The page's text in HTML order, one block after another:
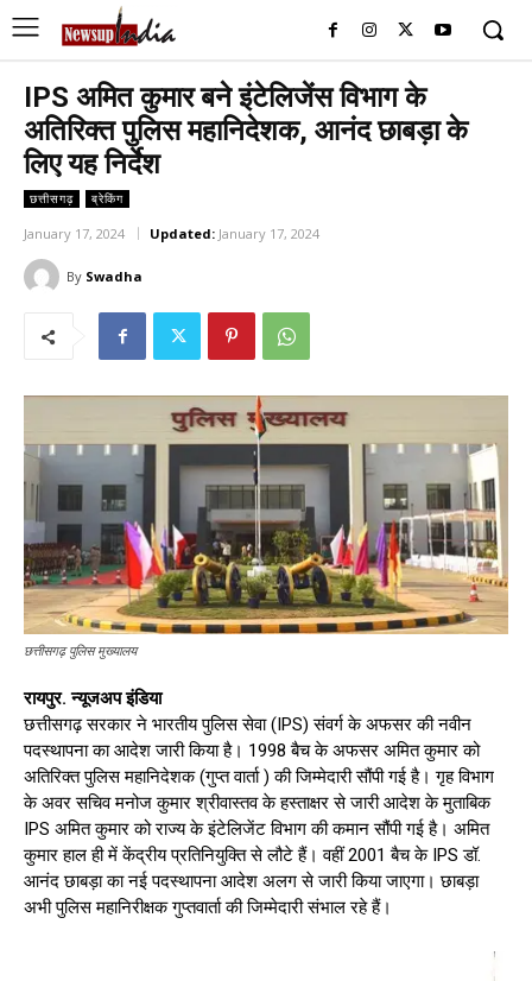
IPS अमित कुमार बने इंटेलिजेंस विभाग के
अतिरिक्त पुलिस महानिदेशक, आनंद छाबड़ा के
लिए यह निर्देश
छत्तीसगढ़ ब्रेकिंग
January 17, 2024 Updated: January 17, 2024
By Swadha
छत्तीसगढ़ पुलिस मुख्यालय
रायपुर. न्यूजअप इंडिया
छत्तीसगढ़ सरकार ने भारतीय पुलिस सेवा (IPS) संवर्ग के अफसर की नवीन
पदस्थापना का आदेश जारी किया है। 1998 बैच के अफसर अमित कुमार को
अतिरिक्त पुलिस महानिदेशक (गुप्त वार्ता ) की जिम्मेदारी सौंपी गई है। गृह विभाग
के अवर सचिव मनोज कुमार श्रीवास्तव के हस्ताक्षर से जारी आदेश के मुताबिक
IPS अमित कुमार को राज्य के इंटेलिजेंट विभाग की कमान सौंपी गई है। अमित
कुमार हाल ही में केंद्रीय प्रतिनियुक्ति से लौटे हैं। वहीं 2001 बैच के IPS डॉ.
आनंद छाबड़ा का नई पदस्थापना आदेश अलग से जारी किया जाएगा। छाबड़ा
अभी पुलिस महानिरीक्षक गुप्तवार्ता की जिम्मेदारी संभाल रहे हैं।